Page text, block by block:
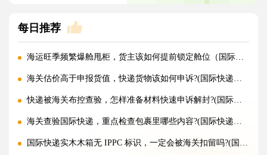
每日推荐
海运旺季频繁爆舱甩柜，货主该如何提前锁定舱位（国际海运干货知识分享）
海关估价高于申报货值，快递货物该如何申诉?(国际快递干货知识分享)
快递被海关布控查验，怎样准备材料快速申诉解封?(国际快递干货知识分享)
海关查验国际快递，重点检查包裹里哪些内容?(国际快递干货知识分享)
国际快递实木木箱无 IPPC 标识，一定会被海关扣留吗?(国际快递干货知识分享)